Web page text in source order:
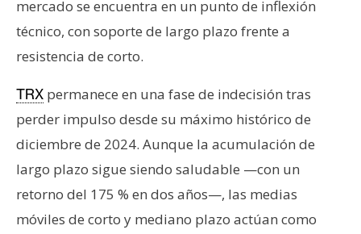
s
R
c
u
r
s
o
mercado se encuentra en un punto de inflexión
técnico, con soporte de largo plazo frente a
resistencia de corto.
TRX permanece en una fase de indecisión tras
perder impulso desde su máximo histórico de
diciembre de 2024. Aunque la acumulación de
largo plazo sigue siendo saludable —con un
retorno del 175 % en dos años—, las medias
móviles de corto y mediano plazo actúan como